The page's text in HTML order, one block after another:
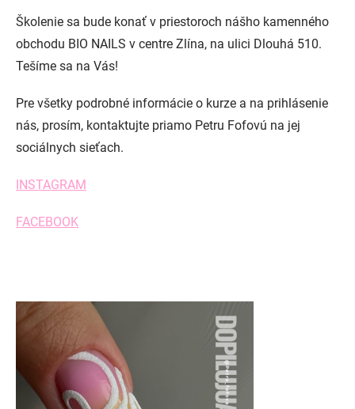
Školenie sa bude konať v priestoroch nášho kamenného
obchodu BIO NAILS v centre Zlína, na ulici Dlouhá 510.
Tešíme sa na Vás!
Pre všetky podrobné informácie o kurze a na prihlásenie
nás, prosím, kontaktujte priamo Petru Fofovú na jej
sociálnych sieťach.
INSTAGRAM
FACEBOOK